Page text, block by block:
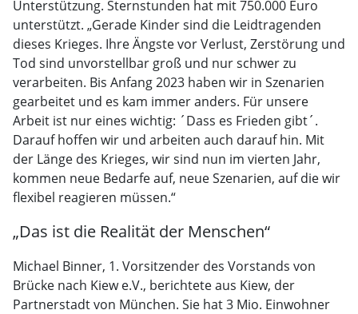
Unterstützung. Sternstunden hat mit 750.000 Euro
unterstützt. „Gerade Kinder sind die Leidtragenden
dieses Krieges. Ihre Ängste vor Verlust, Zerstörung und
Tod sind unvorstellbar groß und nur schwer zu
verarbeiten. Bis Anfang 2023 haben wir in Szenarien
gearbeitet und es kam immer anders. Für unsere
Arbeit ist nur eines wichtig: ´Dass es Frieden gibt´.
Darauf hoffen wir und arbeiten auch darauf hin. Mit
der Länge des Krieges, wir sind nun im vierten Jahr,
kommen neue Bedarfe auf, neue Szenarien, auf die wir
flexibel reagieren müssen.“
„Das ist die Realität der Menschen“
Michael Binner, 1. Vorsitzender des Vorstands von
Brücke nach Kiew e.V., berichtete aus Kiew, der
Partnerstadt von München. Sie hat 3 Mio. Einwohner